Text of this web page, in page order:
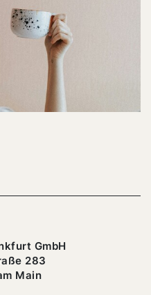
GmbH
283
Main